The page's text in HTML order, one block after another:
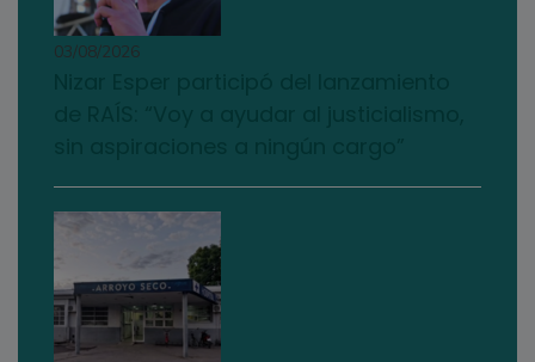
03/08/2026